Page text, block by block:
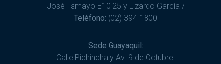
José Tamayo E10 25 y Lizardo García /
Teléfono: (02) 394-1800
Sede Guayaquil:
Calle Pichincha y Av. 9 de Octubre.